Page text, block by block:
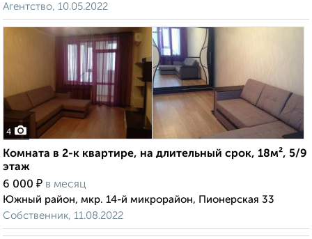
Агентство, 10.05.2022
4
Комната в 2-к квартире, на длительный срок, 18м², 5/9
этаж
6 000 ₽ в месяц
Южный район, мкр. 14-й микрорайон, Пионерская 33
Собственник, 11.08.2022